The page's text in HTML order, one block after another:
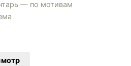
— по мотивам